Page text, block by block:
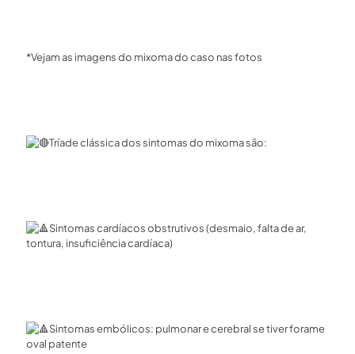
*Vejam as imagens do mixoma do caso nas fotos⁣
Tríade clássica dos sintomas do mixoma são:⁣
Sintomas cardíacos obstrutivos (desmaio, falta de ar,
tontura, insuficiência cardíaca)⁣
Sintomas embólicos: pulmonar e cerebral se tiver forame
oval patente⁣